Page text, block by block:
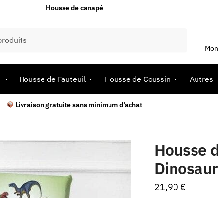
Housse de canapé
Housse de Fauteuil Housse de Coussin Autres
Livraison gratuite sans minimum d’achat
Housse
21,90 €